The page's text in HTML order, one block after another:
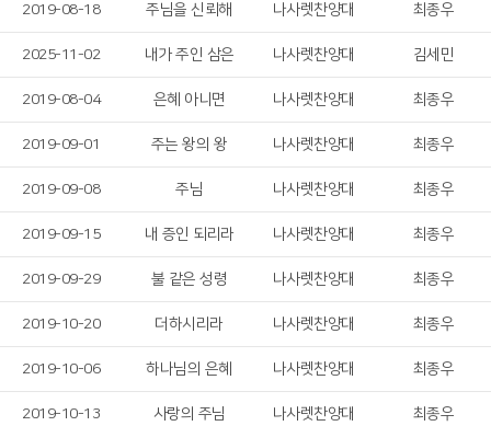
2019-08-18 주님을 신뢰해 나사렛찬양대 최종우
2025-11-02 내가 주인 삼은 나사렛찬양대 김세민
2019-08-04 은혜 아니면 나사렛찬양대 최종우
2019-09-01 주는 왕의 왕 나사렛찬양대 최종우
2019-09-08 주님 나사렛찬양대 최종우
2019-09-15 내 증인 되리라 나사렛찬양대 최종우
2019-09-29 불 같은 성령 나사렛찬양대 최종우
2019-10-20 더하시리라 나사렛찬양대 최종우
2019-10-06 하나님의 은혜 나사렛찬양대 최종우
2019-10-13 사랑의 주님 나사렛찬양대 최종우